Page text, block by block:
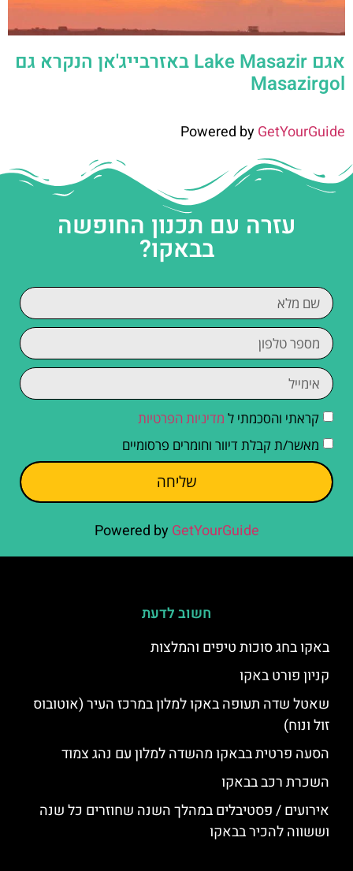
אגם Lake Masazir באזרבייג'אן הנקרא גם
Masazirgol
Powered byGetYourGuide
עזרה עם תכנון החופשה
בבאקו?
קראתי והסכמתי ל מדיניות הפרטיות
מאשר/ת קבלת דיוור וחומרים פרסומיים
שליחה
Powered by GetYourGuide
חשוב לדעת
באקו בחג סוכות טיפים והמלצות
קניון פורט באקו
שאטל שדה תעופה באקו למלון במרכז העיר (אוטובוס
זול ונוח)
הסעה פרטית בבאקו מהשדה למלון עם נהג צמוד
השכרת רכב בבאקו
אירועים / פסטיבלים במהלך השנה שחוזרים כל שנה
וששווה להכיר בבאקו